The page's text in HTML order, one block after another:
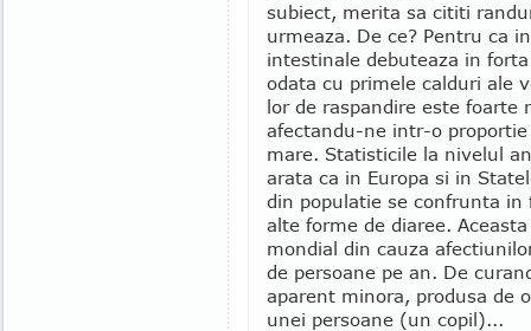
subiect, merita sa cititi
urmeaza. De ce? Pentru ca
intestinale debuteaza in
odata cu primele calduri ale
lor de raspandire este foarte
afectandu-ne intr-o
mare. Statisticile la nivelul
arata ca in Europa si in
din populatie se confrunta
alte forme de diaree.
mondial din cauza
de persoane pe an. De
aparent minora, produsa de
unei persoane (un copil)...